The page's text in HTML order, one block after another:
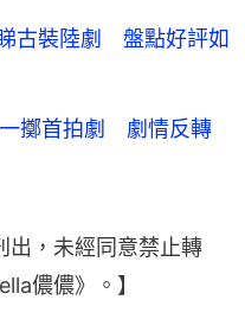
古裝陸劇 盤點好評如
擲首拍劇 劇情反轉
出，未經同意禁止轉
儂儂》。】